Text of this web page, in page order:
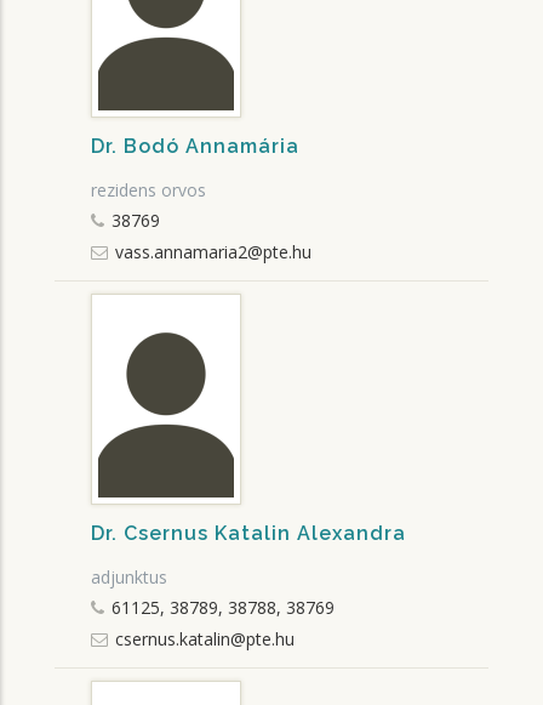
Dr. Bodó Annamária
rezidens orvos
38769
vass.annamaria2@pte.hu
Dr. Csernus Katalin Alexandra
adjunktus
61125, 38789, 38788, 38769
csernus.katalin@pte.hu